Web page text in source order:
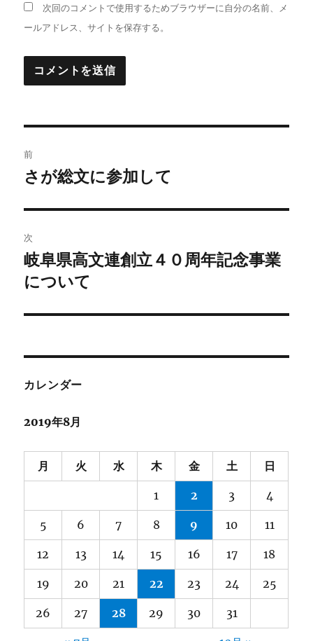
次回のコメントで使用するためブラウザーに自分の名前、メ
ールアドレス、サイトを保存する。
稿
ビ
ゲ
ー
シ
ン
前
前
投
稿:
さが総文に参加して
次
次
の
稿:
岐阜県高文連創立４０周年記念事業
について
カレンダー
2019年8月
月 火 水 木 金 土 日
1 2 3 4
5 6 7 8 9 10 11
12 13 14 15 16 17 18
19 20 21 22 23 24 25
26 27 28 29 30 31